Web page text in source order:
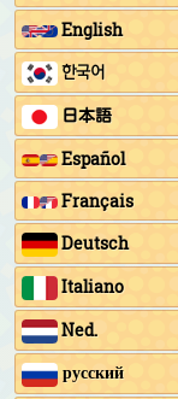
English
한국어
日本語
Español
Français
Deutsch
Italiano
Ned.
русский